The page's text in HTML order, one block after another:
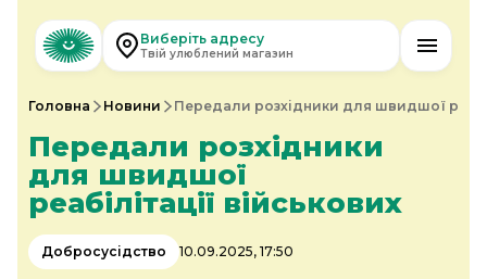
Виберіть адресу
Твій улюблений магазин
Головна Новини Передали розхідники для швидшої
Передали розхідники
для швидшої
реабілітації військових
Добросусідство 10.09.2025, 17:50